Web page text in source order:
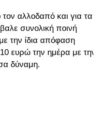
τον αλλοδαπό και για τα
συνολική ποινή
την ίδια απόφαση
ευρώ την ημέρα με την
δύναμη.